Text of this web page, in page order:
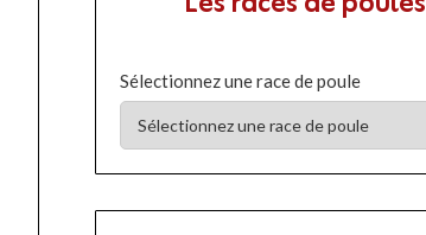
Sélectionnez une race de poule